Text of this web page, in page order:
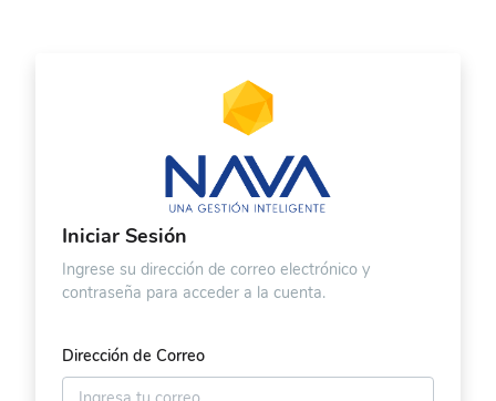
Iniciar Sesión
Ingrese su dirección de correo electrónico y
contraseña para acceder a la cuenta.
Dirección de Correo